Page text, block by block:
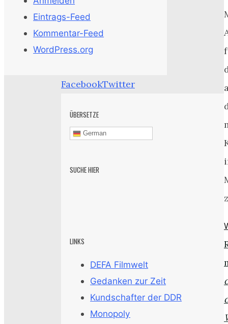
Eintrags-Feed
Kommentar-Feed
WordPress.org
FacebookTwitter
ÜBERSETZE
German
SUCHE HIER
LINKS
DEFA Filmwelt
Gedanken zur Zeit
Kundschafter der DDR
Monopoly